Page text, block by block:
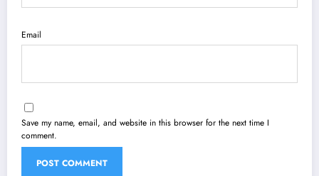
Email
Save my name, email, and website in this browser for the next time I
comment.